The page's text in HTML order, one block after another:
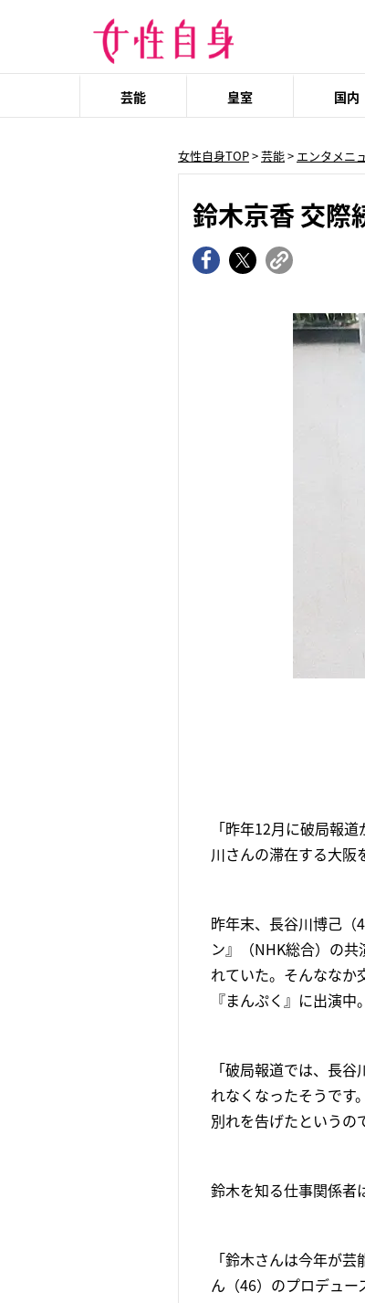
芸能 皇室 国内
女性自身TOP>芸能> エンタメニ
鈴木京香 交際
「昨年12月に破局報
川さんの滞在する大阪
昨年末、長谷川博己（
ン』（NHK総合）の
れていた。そんなな
『まんぷく』に出演
「破局報道では、長
れなくなったそうです
別れを告げたという
鈴木を知る仕事関係者
「鈴木さんは今年が
ん（46）のプロデュー